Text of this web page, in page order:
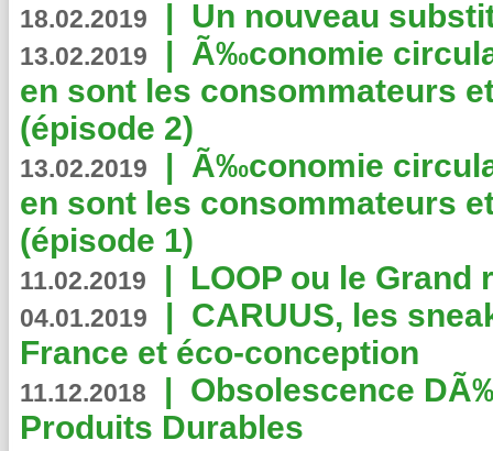
18.02.2019 | Un nouveau
13.02.2019 | Ã‰conomie
en sont les consommateurs
(épisode 2)
13.02.2019 | Ã‰conomie
en sont les consommateurs
(épisode 1)
11.02.2019 | LOOP ou le Grand
04.01.2019 | CARUUS, les
France et éco-conception
11.12.2018 | Obsolescence
Produits Durables